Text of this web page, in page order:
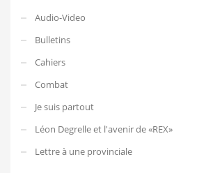
Audio-Video
Bulletins
Cahiers
Combat
Je suis partout
Léon Degrelle et l'avenir de «REX»
Lettre à une provinciale